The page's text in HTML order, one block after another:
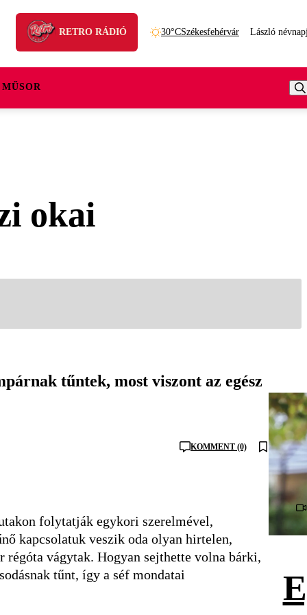
RETRO RÁDIÓ 30°CSzékesfehérvár László
okai
tűntek, most viszont az egész
KOMMENT (0)
folytatják egykori szerelmével,
kapcsolatuk veszik oda olyan hirtelen,
régóta vágytak. Hogyan sejthette volna bárki,
tűnt, így a séf mondatai